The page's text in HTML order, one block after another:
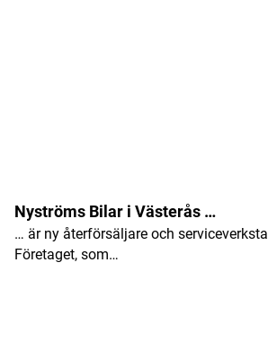
Nyströms Bilar i Västerås …
… är ny återförsäljare och
Företaget, som…